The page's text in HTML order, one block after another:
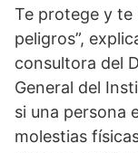
Te protege y te
peligros”,
consultora del
General del
si una persona
molestias